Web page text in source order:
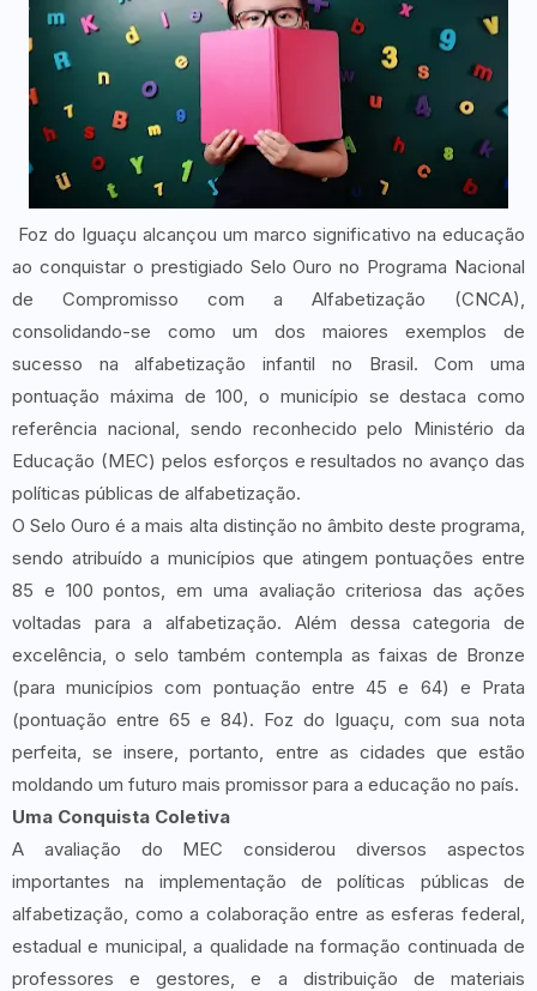
Foz do Iguaçu alcançou um marco significativo na educação
ao conquistar o prestigiado Selo Ouro no Programa Nacional
de Compromisso com a Alfabetização (CNCA),
consolidando-se como um dos maiores exemplos de
sucesso na alfabetização infantil no Brasil. Com uma
pontuação máxima de 100, o município se destaca como
referência nacional, sendo reconhecido pelo Ministério da
Educação (MEC) pelos esforços e resultados no avanço das
políticas públicas de alfabetização.
O Selo Ouro é a mais alta distinção no âmbito deste programa,
sendo atribuído a municípios que atingem pontuações entre
85 e 100 pontos, em uma avaliação criteriosa das ações
voltadas para a alfabetização. Além dessa categoria de
excelência, o selo também contempla as faixas de Bronze
(para municípios com pontuação entre 45 e 64) e Prata
(pontuação entre 65 e 84). Foz do Iguaçu, com sua nota
perfeita, se insere, portanto, entre as cidades que estão
moldando um futuro mais promissor para a educação no país.
Uma Conquista Coletiva
A avaliação do MEC considerou diversos aspectos
importantes na implementação de políticas públicas de
alfabetização, como a colaboração entre as esferas federal,
estadual e municipal, a qualidade na formação continuada de
professores e gestores, e a distribuição de materiais